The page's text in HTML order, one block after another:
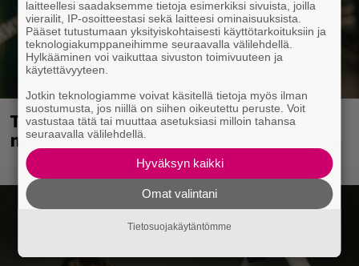
Tampereella sunnuntaina superpäivä –
nämä artistit mukana
laitteellesi saadaksemme tietoja esimerkiksi sivuista, joilla
vierailit, IP-osoitteestasi sekä laitteesi ominaisuuksista.
Pääset tutustumaan yksityiskohtaisesti käyttötarkoituksiin ja
teknologiakumppaneihimme seuraavalla välilehdellä.
Hylkääminen voi vaikuttaa sivuston toimivuuteen ja
käytettävyyteen.
Jotkin teknologiamme voivat käsitellä tietoja myös ilman
suostumusta, jos niillä on siihen oikeutettu peruste. Voit
vastustaa tätä tai muuttaa asetuksiasi milloin tahansa
seuraavalla välilehdellä.
Hyväksyn kaikki
Omat valintani
Tietosuojakäytäntömme